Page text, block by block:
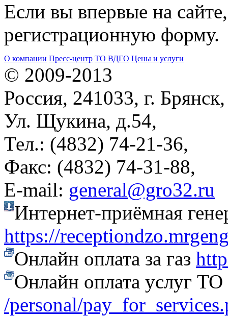
Если вы впервые на
регистрационную форму.
О компании Пресс-центр ТО ВДГО Цены и услуги
© 2009-2013
Россия, 241033, г. Брянск,
Ул. Щукина, д.54,
Тел.: (4832) 74-21-36,
Факс: (4832) 74-31-88,
Е-mail: general@gro32.ru
Интернет-приёмная
https://
Онлайн оплата за газ
Онлайн оплата услуг
/personal/